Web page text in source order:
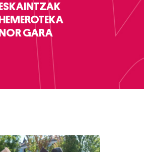
ESKAINTZAK
HEMEROTEKA
NOR GARA